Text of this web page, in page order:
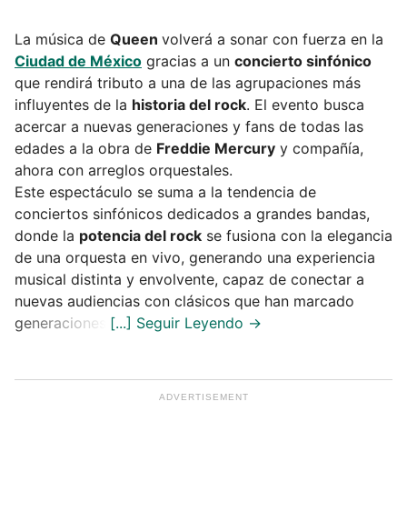
La música de Queen volverá a sonar con fuerza en la
Ciudad de México gracias a un concierto sinfónico
que rendirá tributo a una de las agrupaciones más
influyentes de la historia del rock. El evento busca
acercar a nuevas generaciones y fans de todas las
edades a la obra de Freddie Mercury y compañía,
ahora con arreglos orquestales.
Este espectáculo se suma a la tendencia de
conciertos sinfónicos dedicados a grandes bandas,
donde la potencia del rock se fusiona con la elegancia
de una orquesta en vivo, generando una experiencia
musical distinta y envolvente, capaz de conectar a
nuevas audiencias con clásicos que han marcado
generaciones.